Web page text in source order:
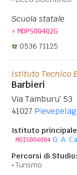
Scuola statale
» MOPS00402G
0536 71125
Istituto Tecnico
Barbieri
Via Tamburu' 53
41027
Istituto
MOIS004004 G. A.
Percorsi di Studio:
Turismo